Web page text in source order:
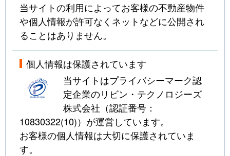
当サイトの利用によってお客様の不動産物件
や個人情報が許可なくネットなどに公開され
ることはありません。
個人情報は保護されています
当サイトはプライバシーマーク認
定企業のリビン・テクノロジーズ
株式会社（認証番号：
10830322(10)）が運営しています。
お客様の個人情報は大切に保護されていま
す。